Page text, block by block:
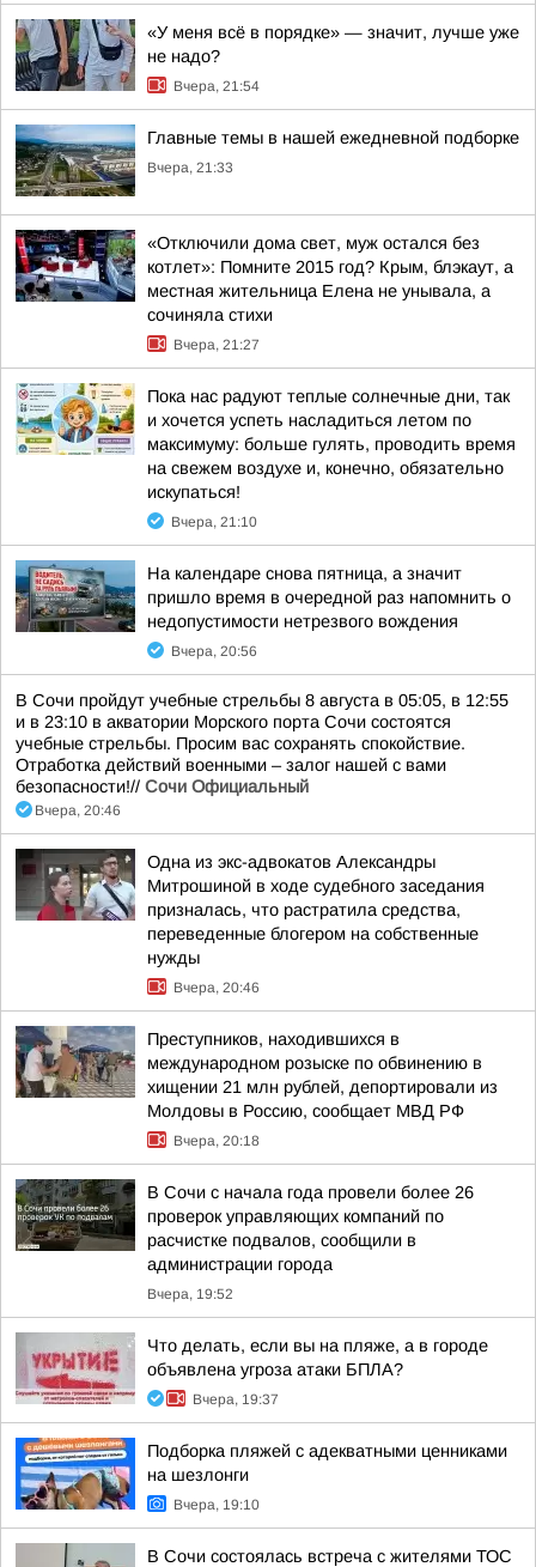
«У меня всё в порядке» — значит, лучше уже
не надо?
Вчера, 21:54
Главные темы в нашей ежедневной подборке
Вчера, 21:33
«Отключили дома свет, муж остался без
котлет»: Помните 2015 год? Крым, блэкаут, а
местная жительница Елена не унывала, а
сочиняла стихи
Вчера, 21:27
Пока нас радуют теплые солнечные дни, так
и хочется успеть насладиться летом по
максимуму: больше гулять, проводить время
на свежем воздухе и, конечно, обязательно
искупаться!
Вчера, 21:10
На календаре снова пятница, а значит
пришло время в очередной раз напомнить о
недопустимости нетрезвого вождения
Вчера, 20:56
В Сочи пройдут учебные стрельбы 8 августа в 05:05, в 12:55
и в 23:10 в акватории Морского порта Сочи состоятся
учебные стрельбы. Просим вас сохранять спокойствие.
Отработка действий военными – залог нашей с вами
безопасности!// Сочи Официальный
Вчера, 20:46
Одна из экс-адвокатов Александры
Митрошиной в ходе судебного заседания
призналась, что растратила средства,
переведенные блогером на собственные
нужды
Вчера, 20:46
Преступников, находившихся в
международном розыске по обвинению в
хищении 21 млн рублей, депортировали из
Молдовы в Россию, сообщает МВД РФ
Вчера, 20:18
В Сочи с начала года провели более 26
проверок управляющих компаний по
расчистке подвалов, сообщили в
администрации города
Вчера, 19:52
Что делать, если вы на пляже, а в городе
объявлена угроза атаки БПЛА?
Вчера, 19:37
Подборка пляжей с адекватными ценниками
на шезлонги
Вчера, 19:10
В Сочи состоялась встреча с жителями ТОС